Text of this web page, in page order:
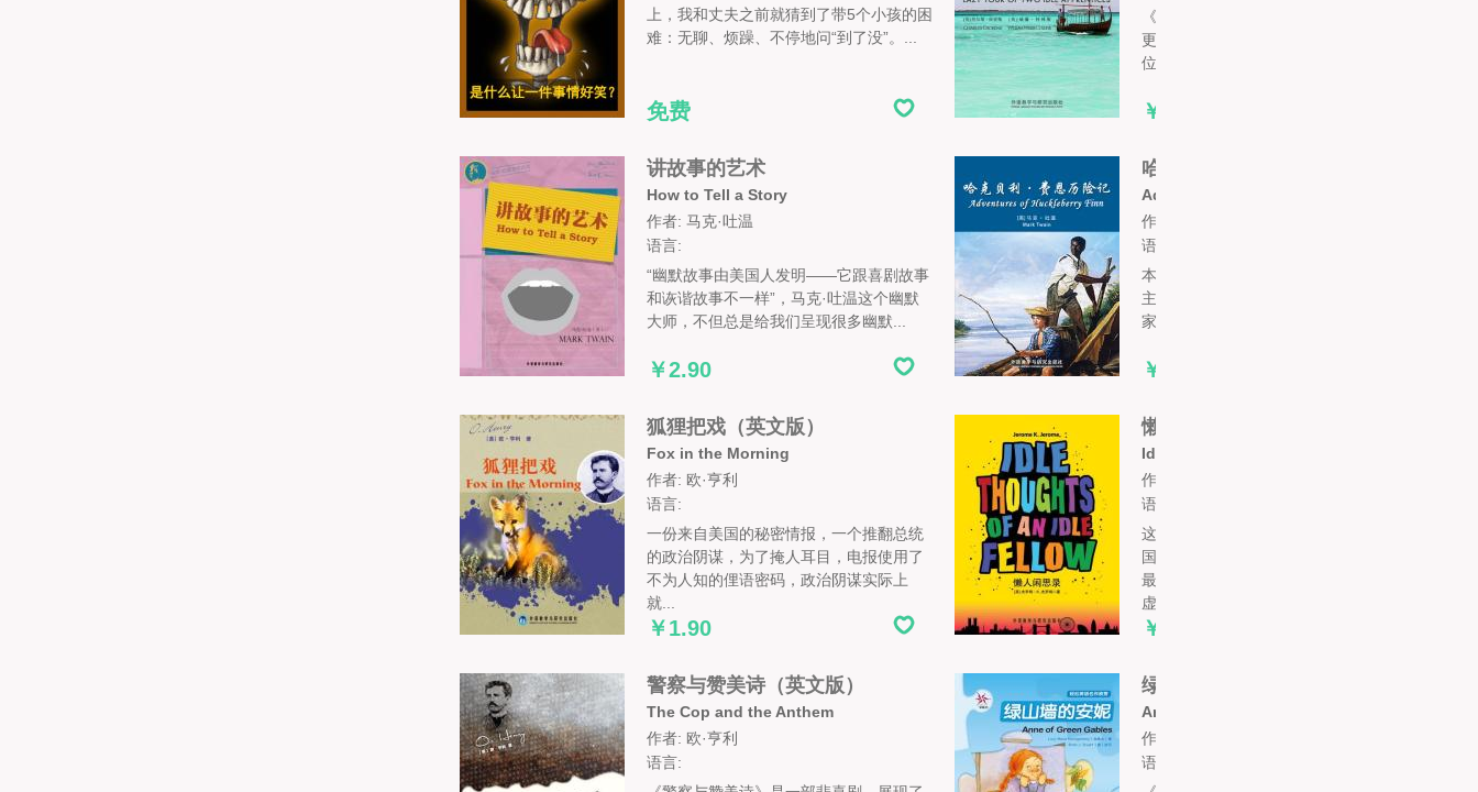
上，我和丈夫之前就猜到了带5个小孩的困
难：无聊、烦躁、不停地问“到了没”。...
免费
《两个闲荡徒弟的旅行》一书是查尔斯·狄
更斯和威廉·柯林斯合著完成。作品中的两
位主人公正是两名作者的化身。小说...
￥3.90
讲故事的艺术
How to Tell a Story
作者: 马克·吐温
语言:
“幽默故事由美国人发明——它跟喜剧故事
和诙谐故事不一样”，马克·吐温这个幽默
大师，不但总是给我们呈现很多幽默...
￥2.90
哈克贝利·费恩历险记
Adventures of Huckleberry Finn
作者: 马克·吐温
语言:
本书是马克·吐温一部重要的作品，故事的
主人公是在《汤姆·索亚历险记》中就跟大
家见面的哈克贝利·费恩。哈克贝利...
￥4.90
狐狸把戏（英文版）
Fox in the Morning
作者: 欧·亨利
语言:
一份来自美国的秘密情报，一个推翻总统
的政治阴谋，为了掩人耳目，电报使用了
不为人知的俚语密码，政治阴谋实际上
就...
￥1.90
懒人闲思录（外研社双语读库）
Idle Thoughts of an Idle Fellow
作者: 杰罗姆·K. 杰罗姆
语言:
这是一本很有意思的幽默文集。作者系英
国现代散文家。他将日常生活中最普遍、
最平常的话题（如吃喝、天气、服装、
虚...
￥5.90
警察与赞美诗（英文版）
The Cop and the Anthem
作者: 欧·亨利
语言:
绿山墙的安妮（第二级）（轻...
Anne of Green Gables
作者: 露西·莫德·蒙哥马利
语言: